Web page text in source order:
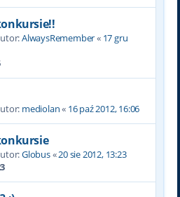
AlwaysRemember« 17 gru
mediolan« 16 paź 2012, 16:06
Globus«20 sie 2012, 13:23